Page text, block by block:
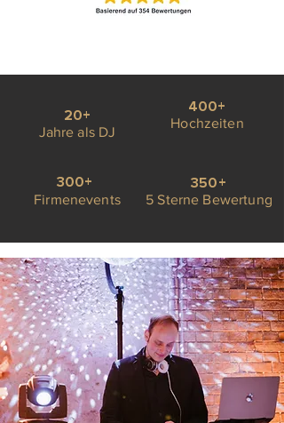
20+
Jahre als DJ
400+
Hochzeiten
300+
Firmenevents
350+
5 Sterne Bewertung